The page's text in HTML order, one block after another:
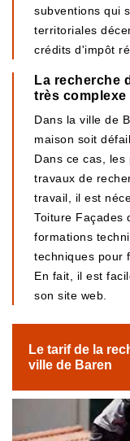
subventions qui
territoriales
crédits d'impôt
La recherche
très complexe
Dans la ville de
maison soit
Dans ce cas,
travaux de
travail, il est
Toiture Façades
formations
techniques pour
En fait, il est
son site web.
Le tarif de la
ville de Baren